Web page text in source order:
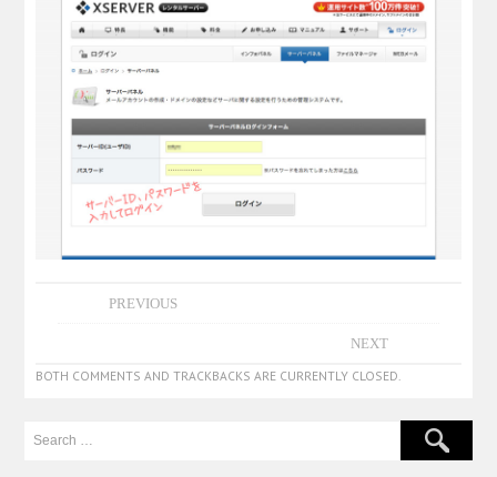
PREVIOUS
NEXT
BOTH COMMENTS AND TRACKBACKS ARE CURRENTLY CLOSED.